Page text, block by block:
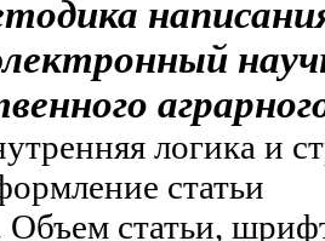
логика и
статьи
Объем статьи,